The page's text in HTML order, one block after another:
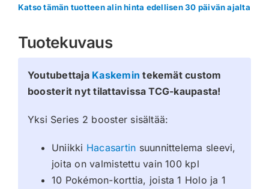
Katso tämän tuotteen alin hinta edellisen 30 päivän ajalta
Tuotekuvaus
Youtubettaja Kaskemin tekemät custom
boosterit nyt tilattavissa TCG-kaupasta!
Yksi Series 2 booster sisältää:
Uniikki Hacasartin suunnittelema sleevi,
joita on valmistettu vain 100 kpl
10 Pokémon-korttia, joista 1 Holo ja 1